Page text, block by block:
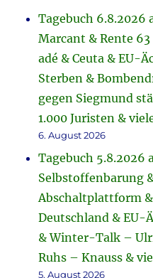
Tagebuch 6.8.2026
Marcant & Rente
adé & Ceuta & EU-
Sterben &
gegen Siegmund
1.000 Juristen &
6. August 2026
Tagebuch 5.8.2026
Selbstoffenbarung
Abschaltplattform
Deutschland & EU-
& Winter-Talk –
Ruhs – Knauss &
5. August 2026